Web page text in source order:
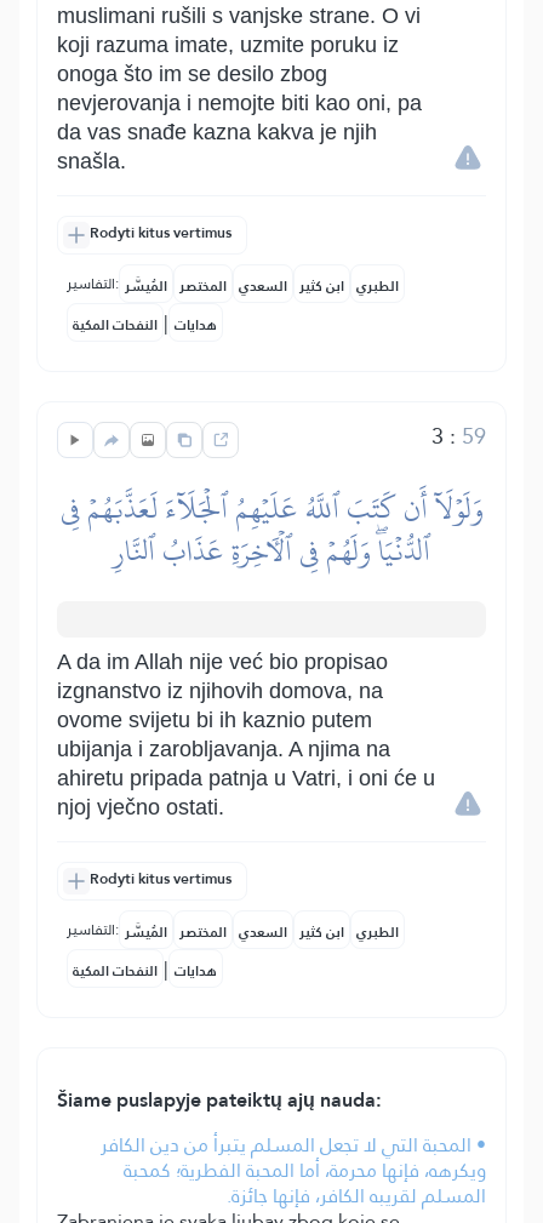
muslimani rušili s vanjske strane. O vi
koji razuma imate, uzmite poruku iz
onoga što im se desilo zbog
nevjerovanja i nemojte biti kao oni, pa
da vas snađe kazna kakva je njih
snašla.
Rodyti kitus vertimus
التفاسير: المُيسَّر المختصر السعدي ابن كثير الطبري
النفحات المكية | هدايات
3 : 59
وَلَوۡلَآ أَن كَتَبَ ٱللَّهُ عَلَيۡهِمُ ٱلۡجَلَآءَ لَعَذَّبَهُمۡ فِي
ٱلدُّنۡيَاۖ وَلَهُمۡ فِي ٱلۡأٓخِرَةِ عَذَابُ ٱلنَّارِ
A da im Allah nije već bio propisao
izgnanstvo iz njihovih domova, na
ovome svijetu bi ih kaznio putem
ubijanja i zarobljavanja. A njima na
ahiretu pripada patnja u Vatri, i oni će u
njoj vječno ostati.
Rodyti kitus vertimus
التفاسير: المُيسَّر المختصر السعدي ابن كثير الطبري
النفحات المكية | هدايات
Šiame puslapyje pateiktų ajų nauda:
• المحبة التي لا تجعل المسلم يتبرأ من دين الكافر
ويكرهه، فإنها محرمة، أما المحبة الفطرية؛ كمحبة
المسلم لقريبه الكافر، فإنها جائزة.